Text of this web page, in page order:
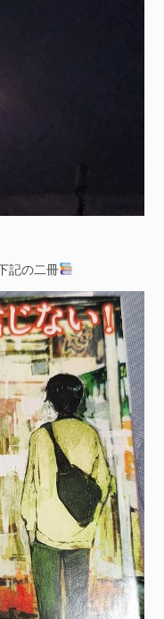
記の二冊